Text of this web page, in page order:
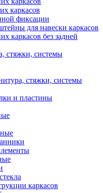
каркасов
фиксации
для навески каркасов
каркасов без задней
стяжки, системы
стяжки, системы
и пластины
каркасов